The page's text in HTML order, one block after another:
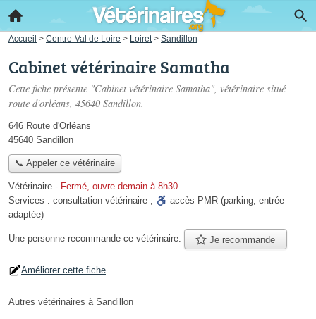
Accueil > Centre-Val de Loire > Loiret > Sandillon
Cabinet vétérinaire Samatha
Cette fiche présente "Cabinet vétérinaire Samatha", vétérinaire situé
route d'orléans, 45640 Sandillon.
646 Route d'Orléans
45640 Sandillon
📞 Appeler ce vétérinaire
Vétérinaire - Fermé, ouvre demain à 8h30
Services : consultation vétérinaire , accès PMR (parking, entrée
adaptée)
Une personne recommande ce vétérinaire. Je recommande
Améliorer cette fiche
Autres vétérinaires à Sandillon